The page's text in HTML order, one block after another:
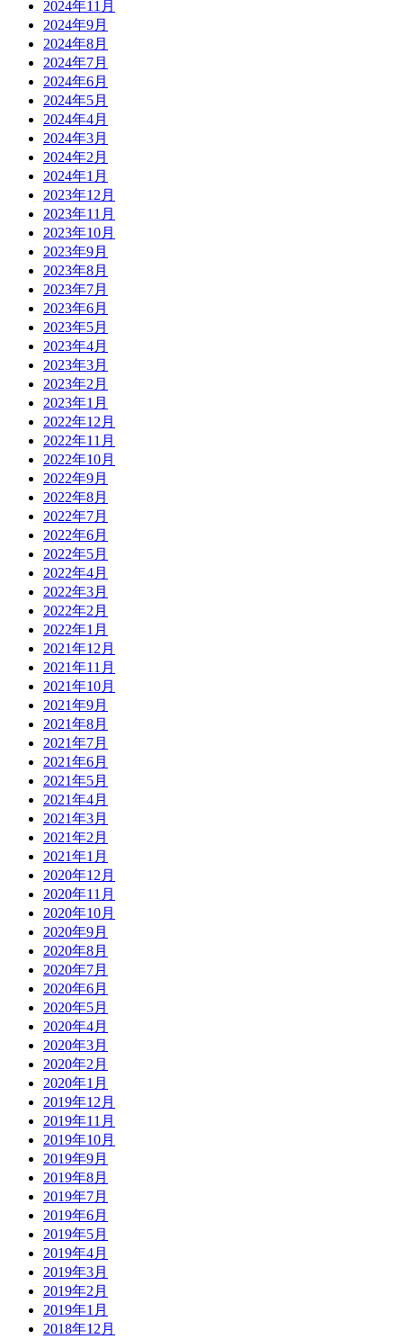
2024年11月
2024年9月
2024年8月
2024年7月
2024年6月
2024年5月
2024年4月
2024年3月
2024年2月
2024年1月
2023年12月
2023年11月
2023年10月
2023年9月
2023年8月
2023年7月
2023年6月
2023年5月
2023年4月
2023年3月
2023年2月
2023年1月
2022年12月
2022年11月
2022年10月
2022年9月
2022年8月
2022年7月
2022年6月
2022年5月
2022年4月
2022年3月
2022年2月
2022年1月
2021年12月
2021年11月
2021年10月
2021年9月
2021年8月
2021年7月
2021年6月
2021年5月
2021年4月
2021年3月
2021年2月
2021年1月
2020年12月
2020年11月
2020年10月
2020年9月
2020年8月
2020年7月
2020年6月
2020年5月
2020年4月
2020年3月
2020年2月
2020年1月
2019年12月
2019年11月
2019年10月
2019年9月
2019年8月
2019年7月
2019年6月
2019年5月
2019年4月
2019年3月
2019年2月
2019年1月
2018年12月